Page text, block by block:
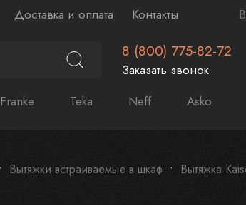
Доставка и оплата Контакты
8 (800) 775-82-72
Заказать звонок
Franke Teka Neff Asko
Вытяжки встраиваемые в шкаф Вытяжка